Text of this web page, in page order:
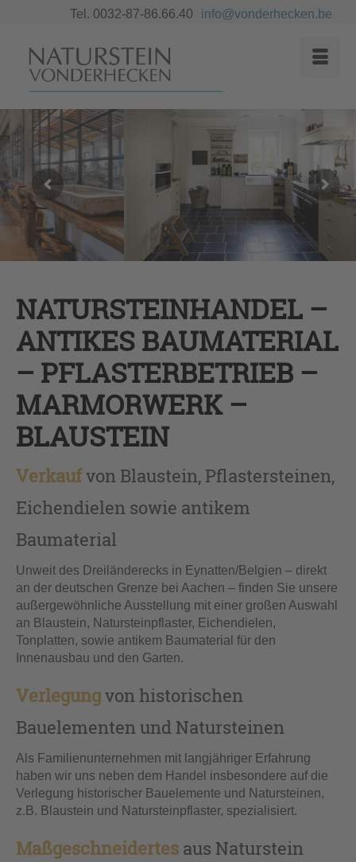
Tel. 0032-87-86.66.40 info@vonderhecken.be
NATURSTEINHANDEL –
ANTIKES BAUMATERIAL
– PFLASTERBETRIEB –
MARMORWERK –
BLAUSTEIN
Verkaufvon Blaustein, Pflastersteinen,
Eichendielen sowie antikem
Baumaterial
Unweit des Dreiländerecks in Eynatten/Belgien – direkt
an der deutschen Grenze bei Aachen – finden Sie unsere
außergewöhnliche Ausstellung mit einer großen Auswahl
an Blaustein, Natursteinpflaster, Eichendielen,
Tonplatten, sowie antikem Baumaterial für den
Innenausbau und den Garten.
Verlegungvon historischen
Bauelementen und Natursteinen
Als Familienunternehmen mit langjähriger Erfahrung
haben wir uns neben dem Handel insbesondere auf die
Verlegung historischer Bauelemente und Natursteinen,
z.B. Blaustein und Natursteinpflaster, spezialisiert.
Maßgeschneidertes aus Naturstein